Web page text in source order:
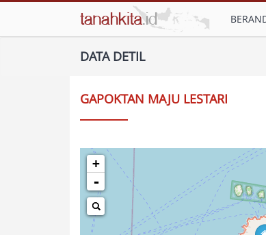
DATA DETIL
GAPOKTAN MAJU LESTARI
+
-